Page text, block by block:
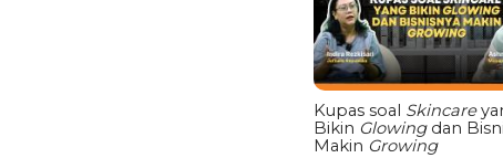
Kupas soal Skincare
Bikin Glowingdan
Makin Growing